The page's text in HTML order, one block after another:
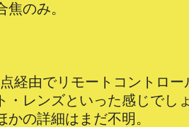
のみ。
経由でリモートコントロー
・レンズといった感じでし
の詳細はまだ不明。